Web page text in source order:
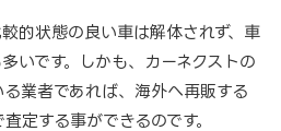
的状態の良い車は解体されず、車
いです。しかも、カーネクストの
業者であれば、海外へ再販する
定する事ができるのです。